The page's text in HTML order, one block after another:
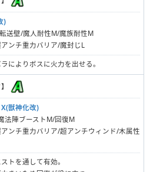
)
送壁/魔人耐性M/魔族耐性M
ンチ重力バリア/魔封じL
によりボスに火力を出せる。
】
獣神化改)
法陣ブーストM/回復M
ンチ重力バリア/超アンチウィンド/木属性
トを通して有効。